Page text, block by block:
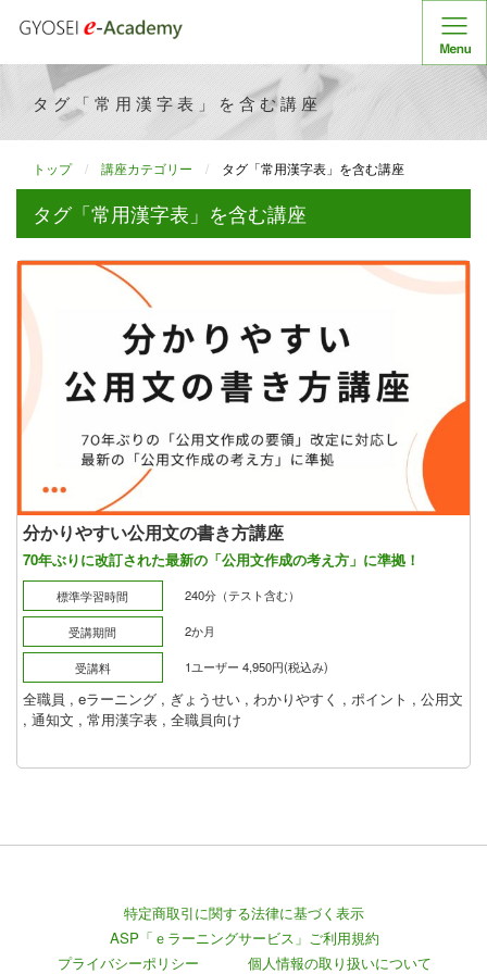
タグ「常用漢字表」を含む講座
トップ 講座カテゴリー タグ「常用漢字表」を含む講座
タグ「常用漢字表」を含む講座
分かりやすい公用文の書き方講座
70年ぶりに改訂された最新の「公用文作成の考え方」に準拠！
標準学習時間 240分（テスト含む）
受講期間 2か月
受講料 1ユーザー 4,950円(税込み)
全職員 , eラーニング , ぎょうせい , わかりやすく , ポイント , 公用文
, 通知文 , 常用漢字表 , 全職員向け
特定商取引に関する法律に基づく表示
ASP「ｅラーニングサービス」ご利用規約
プライバシーポリシー
個人情報の取り扱いについて